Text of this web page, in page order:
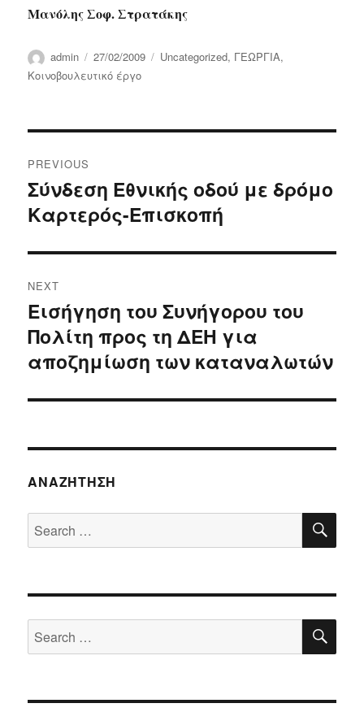
Μανόλης Σοφ. Στρατάκης
Author
admin
Posted
on
27/02/2009 Categories
Uncategorized, ΓΕΩΡΓΙΑ,
Κοινοβουλευτικό έργο
navigation
PREVIOUS
Previous
post:
Σύνδεση Εθνικής οδού με δρόμο
Καρτερός-Επισκοπή
NEXT
Next
post:
Εισήγηση του Συνήγορου του
Πολίτη προς τη ΔΕΗ για
αποζημίωση των καταναλωτών
ΑΝΑΖΉΤΗΣΗ
Search
for:
Search
for: